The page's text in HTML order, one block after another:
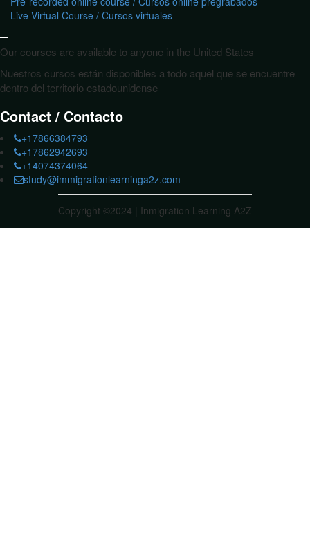
Live Virtual Course / Cursos virtuales
Our courses are available to anyone in the United States
Nuestros cursos están disponibles a todo aquel que se encuentre
dentro del territorio estadounidense
Contact / Contacto
+17866384793
+17862942693
+14074374064
study@immigrationlearninga2z.com
Copyright ©2024 | Inmigration Learning A2Z